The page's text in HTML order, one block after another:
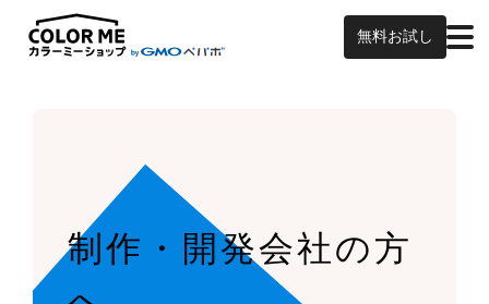
無料お試し
制作・開発会社の方